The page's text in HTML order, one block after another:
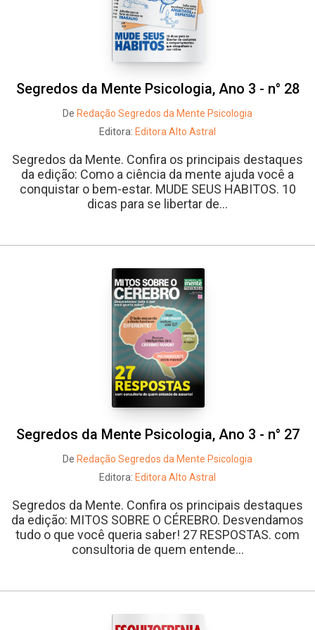
Segredos da Mente Psicologia, Ano 3 - n° 28
De Redação Segredos da Mente Psicologia
Editora: Editora Alto Astral
Segredos da Mente. Confira os principais destaques
da edição: Como a ciência da mente ajuda você a
conquistar o bem-estar. MUDE SEUS HABITOS. 10
dicas para se libertar de...
Segredos da Mente Psicologia, Ano 3 - n° 27
De Redação Segredos da Mente Psicologia
Editora: Editora Alto Astral
Segredos da Mente. Confira os principais destaques
da edição: MITOS SOBRE O CÉREBRO. Desvendamos
tudo o que você queria saber! 27 RESPOSTAS. com
consultoria de quem entende...